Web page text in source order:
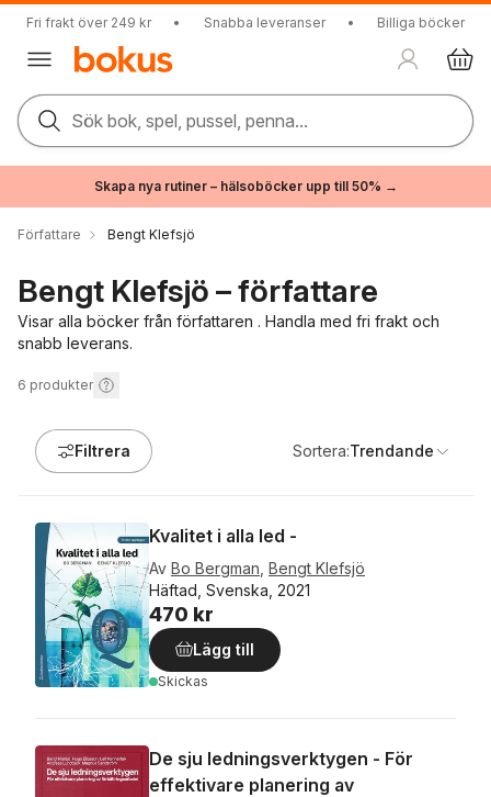
Fri frakt över 249 kr • Snabba leveranser • Billiga böcker
Sök bok, spel, pussel, penna...
Skapa nya rutiner – hälsoböcker upp till 50% →
Författare Bengt Klefsjö
Bengt Klefsjö – författare
Visar alla böcker från författaren . Handla med fri frakt och
snabb leverans.
6 produkter
Filtrera Sortera:Trendande
Kvalitet i alla led -
Av Bo Bergman Bengt Klefsjö
Häftad, Svenska, 2021
470 kr
Lägg till
Skickas
De sju ledningsverktygen - För
effektivare planering av